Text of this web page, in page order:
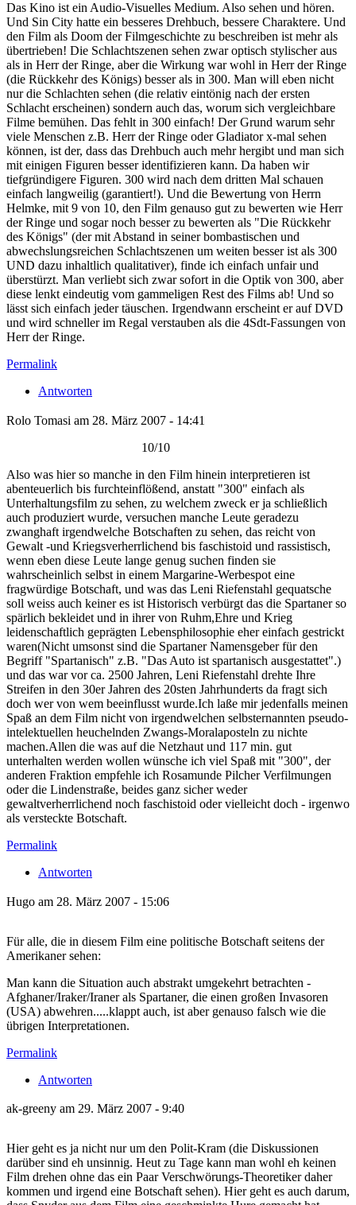
Das Kino ist ein Audio-Visuelles Medium. Also sehen und hören.
Und Sin City hatte ein besseres Drehbuch, bessere Charaktere. Und
den Film als Doom der Filmgeschichte zu beschreiben ist mehr als
übertrieben! Die Schlachtszenen sehen zwar optisch stylischer aus
als in Herr der Ringe, aber die Wirkung war wohl in Herr der Ringe
(die Rückkehr des Königs) besser als in 300. Man will eben nicht
nur die Schlachten sehen (die relativ eintönig nach der ersten
Schlacht erscheinen) sondern auch das, worum sich vergleichbare
Filme bemühen. Das fehlt in 300 einfach! Der Grund warum sehr
viele Menschen z.B. Herr der Ringe oder Gladiator x-mal sehen
können, ist der, dass das Drehbuch auch mehr hergibt und man sich
mit einigen Figuren besser identifizieren kann. Da haben wir
tiefgründigere Figuren. 300 wird nach dem dritten Mal schauen
einfach langweilig (garantiert!). Und die Bewertung von Herrn
Helmke, mit 9 von 10, den Film genauso gut zu bewerten wie Herr
der Ringe und sogar noch besser zu bewerten als "Die Rückkehr
des Königs" (der mit Abstand in seiner bombastischen und
abwechslungsreichen Schlachtszenen um weiten besser ist als 300
UND dazu inhaltlich qualitativer), finde ich einfach unfair und
überstürzt. Man verliebt sich zwar sofort in die Optik von 300, aber
diese lenkt eindeutig vom gammeligen Rest des Films ab! Und so
lässt sich einfach jeder täuschen. Irgendwann erscheint er auf DVD
und wird schneller im Regal verstauben als die 4Sdt-Fassungen von
Herr der Ringe.
Permalink
Antworten
Rolo Tomasi am 28. März 2007 - 14:41
10/10
Also was hier so manche in den Film hinein interpretieren ist
abenteuerlich bis furchteinflößend, anstatt "300" einfach als
Unterhaltungsfilm zu sehen, zu welchem zweck er ja schließlich
auch produziert wurde, versuchen manche Leute geradezu
zwanghaft irgendwelche Botschaften zu sehen, das reicht von
Gewalt -und Kriegsverherrlichend bis faschistoid und rassistisch,
wenn eben diese Leute lange genug suchen finden sie
wahrscheinlich selbst in einem Margarine-Werbespot eine
fragwürdige Botschaft, und was das Leni Riefenstahl gequatsche
soll weiss auch keiner es ist Historisch verbürgt das die Spartaner so
spärlich bekleidet und in ihrer von Ruhm,Ehre und Krieg
leidenschaftlich geprägten Lebensphilosophie eher einfach gestrickt
waren(Nicht umsonst sind die Spartaner Namensgeber für den
Begriff "Spartanisch" z.B. "Das Auto ist spartanisch ausgestattet".)
und das war vor ca. 2500 Jahren, Leni Riefenstahl drehte Ihre
Streifen in den 30er Jahren des 20sten Jahrhunderts da fragt sich
doch wer von wem beeinflusst wurde.Ich laße mir jedenfalls meinen
Spaß an dem Film nicht von irgendwelchen selbsternannten pseudo-
intelektuellen heuchelnden Zwangs-Moralaposteln zu nichte
machen.Allen die was auf die Netzhaut und 117 min. gut
unterhalten werden wollen wünsche ich viel Spaß mit "300", der
anderen Fraktion empfehle ich Rosamunde Pilcher Verfilmungen
oder die Lindenstraße, beides ganz sicher weder
gewaltverherrlichend noch faschistoid oder vielleicht doch - irgenwo
als versteckte Botschaft.
Permalink
Antworten
Hugo am 28. März 2007 - 15:06
Für alle, die in diesem Film eine politische Botschaft seitens der
Amerikaner sehen:
Man kann die Situation auch abstrakt umgekehrt betrachten -
Afghaner/Iraker/Iraner als Spartaner, die einen großen Invasoren
(USA) abwehren.....klappt auch, ist aber genauso falsch wie die
übrigen Interpretationen.
Permalink
Antworten
ak-greeny am 29. März 2007 - 9:40
Hier geht es ja nicht nur um den Polit-Kram (die Diskussionen
darüber sind eh unsinnig. Heut zu Tage kann man wohl eh keinen
Film drehen ohne das ein Paar Verschwörungs-Theoretiker daher
kommen und irgend eine Botschaft sehen). Hier geht es auch darum,